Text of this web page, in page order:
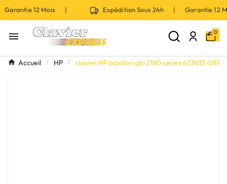
12 Mois | Expédition Sous 24h | Garantie 12
 0
Accueil HP clavier HP pavilion g6-2160 series 673613-051